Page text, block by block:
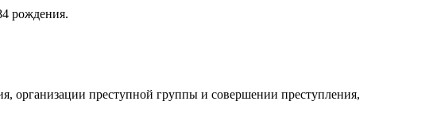
рождения.
организации преступной группы и совершении преступления,